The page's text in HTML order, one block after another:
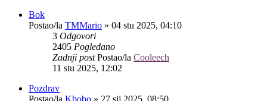
Bok
Postao/la TMMario » 04 stu 2025, 04:10
3 Odgovori
2405 Pogledano
Zadnji postPostao/la Cooleech
11 stu 2025, 12:02
Pozdrav
Postao/la Kbobo » 27 sij 2025, 08:50